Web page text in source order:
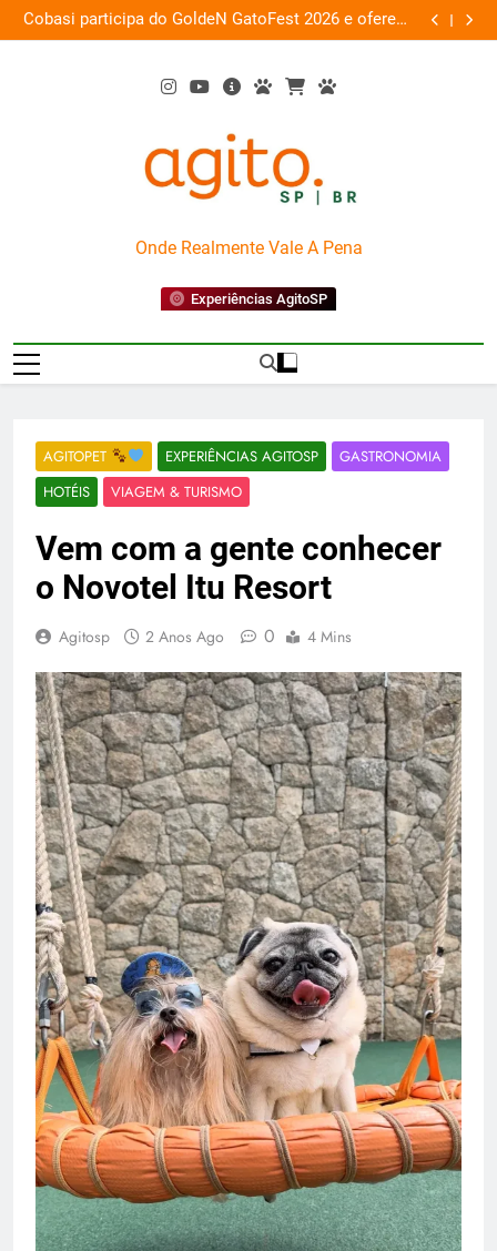
Skip
to
Cobasi participa do GoldeN GatoFest 2026 e oferece
descontos de até 50%
AgitoSP
Onde Realmente Vale A Pena
Experiências AgitoSP
AGITOPET EXPERIÊNCIAS AGITOSP
GASTRONOMIA
HOTÉIS
VIAGEM & TURISMO
Vem com a gente conhecer
o Novotel Itu Resort
Agitosp 2 Anos Ago 0 4 Mins